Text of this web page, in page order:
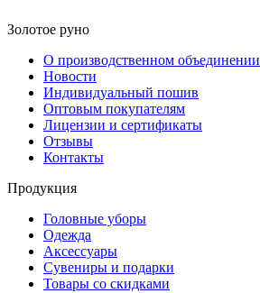
Золотое руно
О производственном объединении
Новости
Индивидуальный пошив
Оптовым покупателям
Лицензии и сертификаты
Отзывы
Контакты
Продукция
Головные уборы
Одежда
Аксессуары
Сувениры и подарки
Товары со скидками